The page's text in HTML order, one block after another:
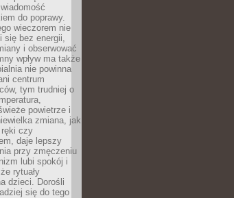
do poprawy.
wieczorem nie
się bez energii,
i obserwować
wpływ ma także
nie powinna
centrum
tym trudniej o
powietrze i
zmiana, jak
ręki czy
daje lepszy
przy zmęczeniu
lubi spokój i
rytuały
dzieci. Dorośli
się do tego